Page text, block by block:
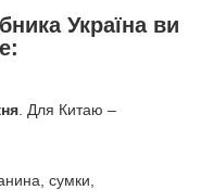
Україна ви
. Для Китаю –
сумки,